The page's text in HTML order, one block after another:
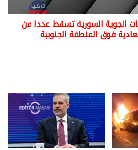
الجوية السورية تسقط عددا من
فوق المنطقة الجنوبية